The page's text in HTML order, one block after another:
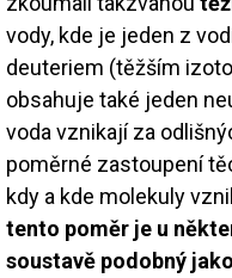
vody, kde je jeden z
deuteriem (těžším
obsahuje také jeden
voda vznikají za
poměrné zastoupení
kdy a kde molekuly
tento poměr je u
soustavě podobný